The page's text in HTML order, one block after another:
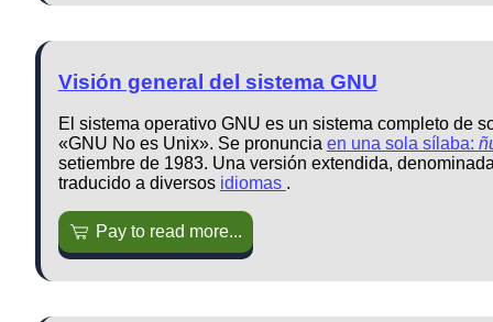
Visión general del sistema GNU
El sistema operativo GNU es un sistema completo de
«GNU No es Unix». Se pronuncia en una sola sílaba:
setiembre de 1983. Una versión extendida,
traducido a diversos idiomas .
Pay to read more...